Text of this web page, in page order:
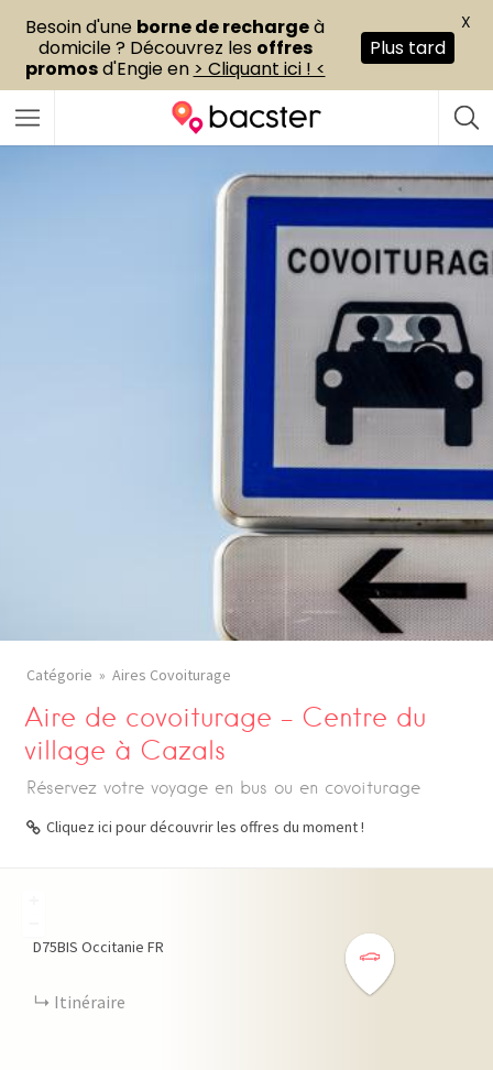
Catégorie Aires Covoiturage
Aire de covoiturage – Centre du
village à Cazals
Réservez votre voyage en bus ou en covoiturage
Cliquez ici pour découvrir les offres du moment !
D75BIS Occitanie FR
Itinéraire
Besoin d'une borne de rechargeà
domicile ? Découvrez les offres
promosd'Engie en > Cliquant ici ! <
Plus tard
X